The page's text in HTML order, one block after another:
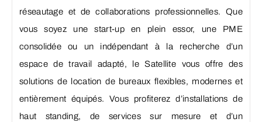
réseautage et de collaborations professionnelles. Que
vous soyez une start-up en plein essor, une PME
consolidée ou un indépendant à la recherche d’un
espace de travail adapté, le Satellite vous offre des
solutions de location de bureaux flexibles, modernes et
entièrement équipés. Vous profiterez d’installations de
haut standing, de services sur mesure et d’un